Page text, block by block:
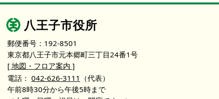
八王子市役所
郵便番号：192-8501
東京都八王子市元本郷町三丁目24番1号
[ 地図・フロア案内 ]
電話： 042-626-3111 （代表）
午前8時30分から午後5時まで